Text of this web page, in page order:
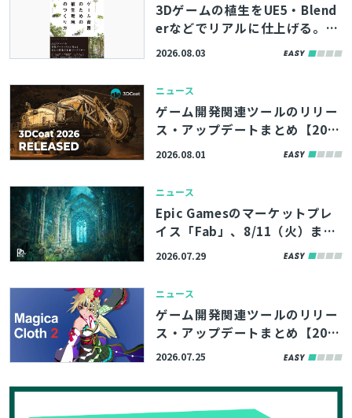
3Dゲームの植生をUE5・Blend
erなどでリアルに仕上げる。書
籍『ゲーム背景のための植生環
2026.08.03
ニュース
ゲーム開発関連ツールのリリー
ス・アップデートまとめ【202
6/8/1】
2026.08.01
ニュース
Epic Gamesのマーケットプレ
イス「Fab」、8/11（火）まで
の期間限定で無料コンテンツを
3製品
2026.07.29
ニュース
ゲーム開発関連ツールのリリー
ス・アップデートまとめ【202
6/7/25】
2026.07.25